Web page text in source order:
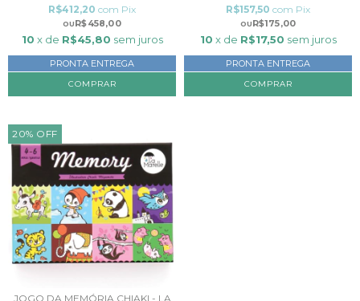
R$458,00
R$412,20 com Pix
10 x de R$45,80 sem juros
PRONTA ENTREGA
R$175,00
R$157,50 com Pix
10 x de R$17,50 sem juros
PRONTA ENTREGA
20% OFF
JOGO DA MEMÓRIA CHIAKI - LA